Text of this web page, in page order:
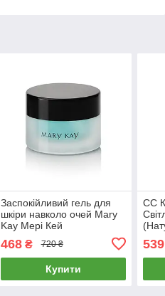
Заспокійливий гель для
шкіри навколо очей Mary
Kay Мері Кей
468₴ 720 ₴
Купити
СС